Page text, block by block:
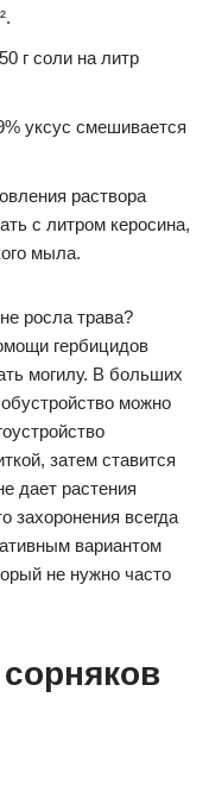
г соли на литр
уксус смешивается
раствора
с литром керосина,
мыла.
росла трава?
гербицидов
могилу. В больших
можно
затем ставится
дает растения
захоронения всегда
вариантом
не нужно часто